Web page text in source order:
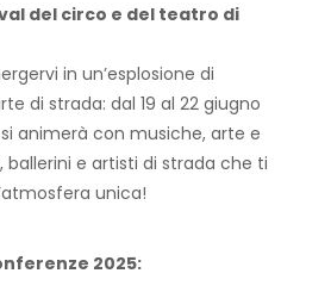
del circo e del teatro di
in un’esplosione di
di strada: dal 19 al 22 giugno
animerà con musiche, arte e
ballerini e artisti di strada che ti
unica!
2025: